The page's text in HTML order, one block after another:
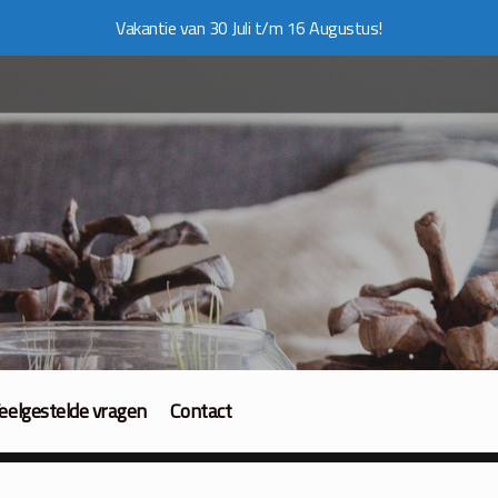
Vakantie van 30 Juli t/m 16 Augustus!
vragen Contact